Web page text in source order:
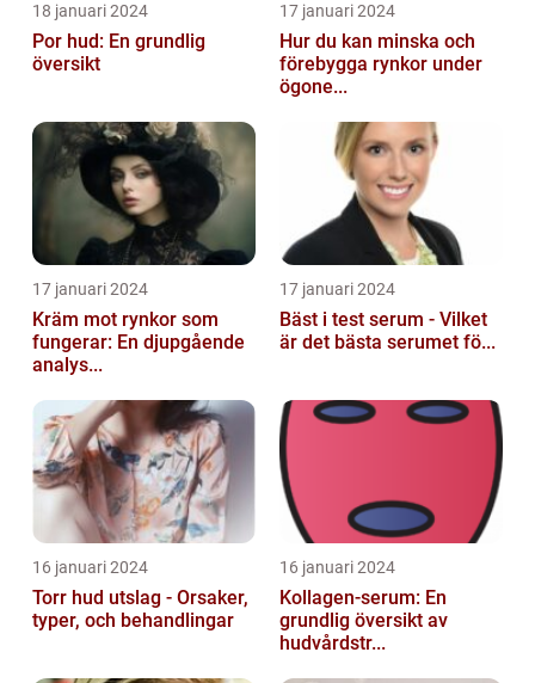
18 januari 2024
Por hud: En grundlig
översikt
17 januari 2024
Hur du kan minska och
förebygga rynkor under
ögone...
17 januari 2024
Kräm mot rynkor som
fungerar: En djupgående
analys...
17 januari 2024
Bäst i test serum - Vilket
är det bästa serumet fö...
16 januari 2024
Torr hud utslag - Orsaker,
typer, och behandlingar
16 januari 2024
Kollagen-serum: En
grundlig översikt av
hudvårdstr...